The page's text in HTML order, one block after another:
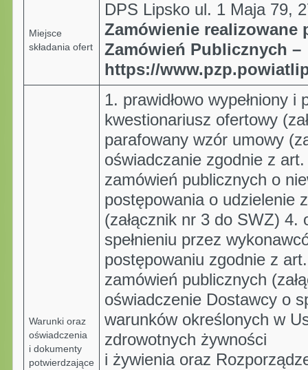
Miejsce
składania ofert
DPS Lipsko ul. 1 Maja 79,
Zamówienie realizowane
Zamówień Publicznych –
https://
Warunki oraz
oświadczenia
i dokumenty
potwierdzające
1. prawidłowo wypełniony i
kwestionariusz ofertowy
parafowany wzór umowy
oświadczanie zgodnie z
zamówień publicznych o
postępowania o udzielenie
(załącznik nr 3 do SWZ) 4.
spełnieniu przez
postępowaniu zgodnie z
zamówień publicznych
oświadczenie Dostawcy o
warunków określonych w
zdrowotnych żywności
i żywienia oraz